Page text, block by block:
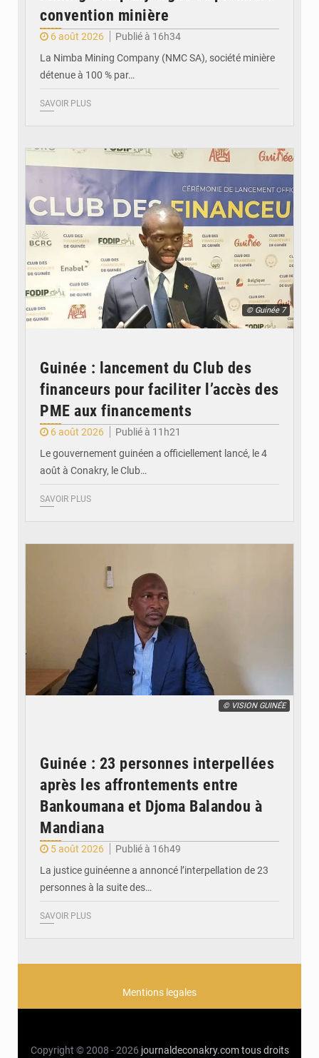
convention minière
6 août 2026
Publié à 16h34
La Nimba Mining Company (NMC SA), société minière
détenue à 100 % par…
SAVOIR PLUS
© Guinée 7
Guinée : lancement du Club des
financeurs pour faciliter l’accès des
PME aux financements
6 août 2026
Publié à 11h21
Le gouvernement guinéen a officiellement lancé, le 4
août à Conakry, le Club…
SAVOIR PLUS
© VISION GUINÉE
Guinée : 23 personnes interpellées
après les affrontements entre
Bankoumana et Djoma Balandou à
Mandiana
5 août 2026
Publié à 16h49
La justice guinéenne a annoncé l’interpellation de 23
personnes à la suite des…
SAVOIR PLUS
Mentions legales
Copyright © 2008 - 2026 journaldeconakry.com tous droits